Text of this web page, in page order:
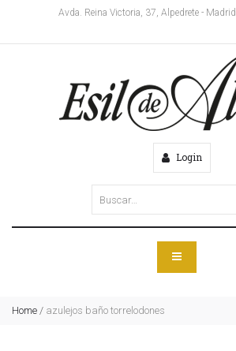
Avda. Reina Victoria, 37, Alpedrete - Madrid
Login
Home / azulejos baño torrelodones